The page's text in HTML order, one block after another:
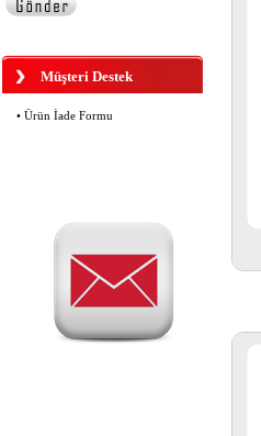
KLİPS BÜYÜK BOY
Müşteri Destek
• Ürün İade Formu